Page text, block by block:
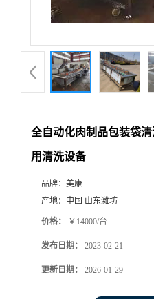
全自动化肉制品包装袋
用清洗设备
品牌： 美康
产地： 中国 山东潍坊
价格： ￥14000/台
发布日期： 2023-02-21
更新日期： 2026-01-29